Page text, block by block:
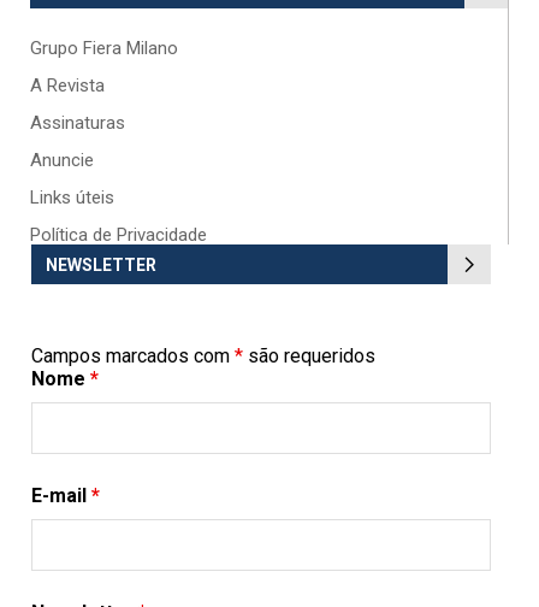
Grupo Fiera Milano
A Revista
Assinaturas
Anuncie
Links úteis
Política de Privacidade
NEWSLETTER
Campos marcados com * são requeridos
Nome *
E-mail *